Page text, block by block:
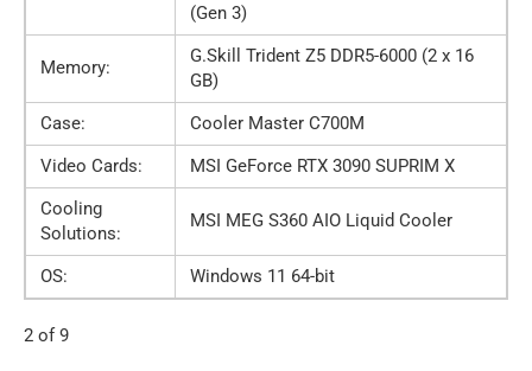
(Gen 3)
Memory:
G.Skill Trident Z5 DDR5-6000 (2 x 16
GB)
Case:
Cooler Master C700M
Video Cards:
MSI GeForce RTX 3090 SUPRIM X
Cooling
Solutions:
MSI MEG S360 AIO Liquid Cooler
OS: Windows 11 64-bit
2 of 9